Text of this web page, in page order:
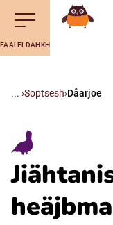
Till navigering av
Till övergripande
Svenska
Suomi (Finska)
FAALELDAHKH
Soptsesh Dåarjoe
heäjbma